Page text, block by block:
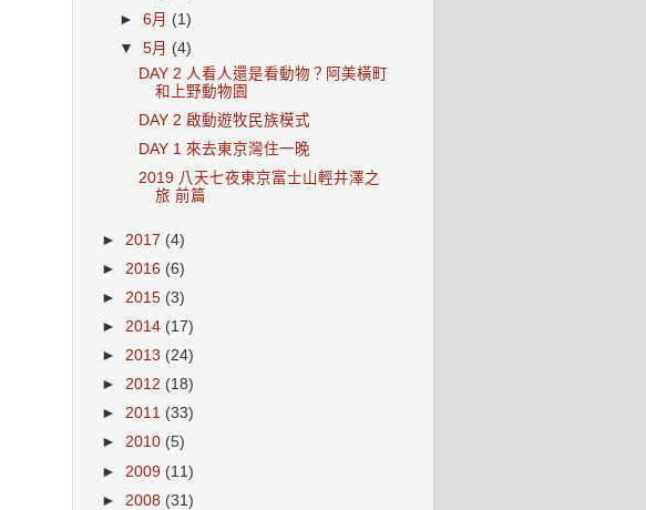
►6月 (1)
▼5月 (4)
DAY 2 人看人還是看動物？阿美橫町
和上野動物園
DAY 2 啟動遊牧民族模式
DAY 1 來去東京灣住一晚
2019 八天七夜東京富士山輕井澤之
旅 前篇
► 2017 (4)
► 2016 (6)
► 2015 (3)
► 2014 (17)
► 2013 (24)
► 2012 (18)
► 2011 (33)
► 2010 (5)
► 2009 (11)
► 2008 (31)